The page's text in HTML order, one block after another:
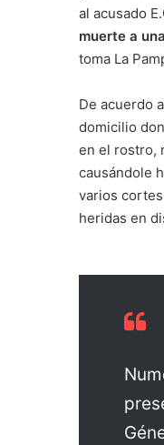
al acusado
muerte a
toma La
De acuerdo
domicilio
en el rostro,
causándole
varios
heridas en